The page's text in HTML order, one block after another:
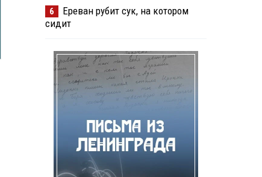
6
Ереван рубит сук, на котором
сидит